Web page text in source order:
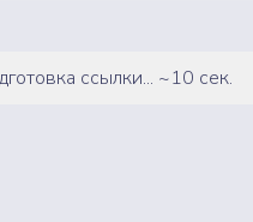
ссылки... ~10 сек.